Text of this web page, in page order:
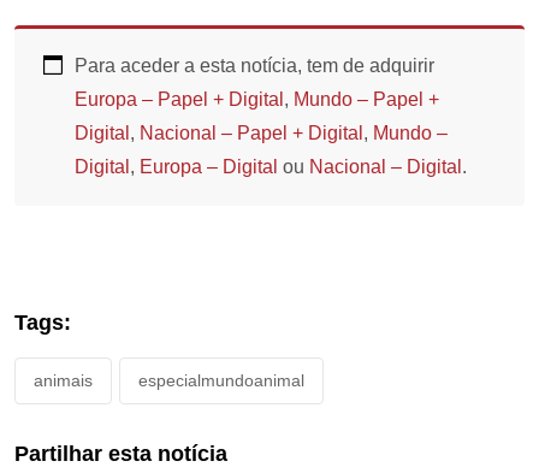
Para aceder a esta notícia, tem de adquirir
Europa – Papel + Digital , Mundo – Papel +
Digital , Nacional – Papel + Digital , Mundo –
Digital , Europa – Digital ou Nacional – Digital .
Tags:
animais especialmundoanimal
Partilhar esta notícia